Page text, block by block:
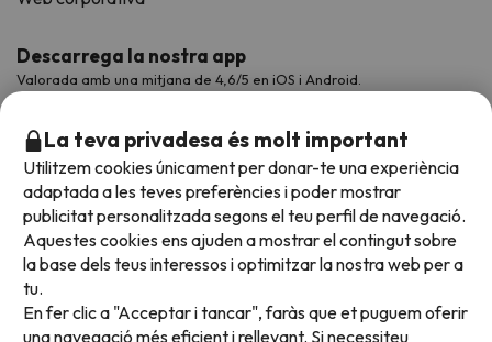
Descarrega la nostra app
Valorada amb una mitjana de 4,6/5 en iOS i Android.
Acceptem
La teva privadesa és molt important
Utilitzem cookies únicament per donar-te una experiència
adaptada a les teves preferències i poder mostrar
publicitat personalitzada segons el teu perfil de navegació.
Aquestes cookies ens ajuden a mostrar el contingut sobre
la base dels teus interessos i optimitzar la nostra web per a
tu.
En fer clic a "Acceptar i tancar", faràs que et puguem oferir
una navegació més eficient i rellevant. Si necessiteu